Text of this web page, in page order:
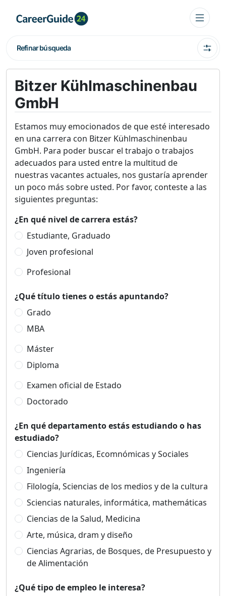
Refinar búsqueda
Bitzer Kühlmaschinenbau
GmbH
Estamos muy emocionados de que esté interesado
en una carrera con Bitzer Kühlmaschinenbau
GmbH. Para poder buscar el trabajo o trabajos
adecuados para usted entre la multitud de
nuestras vacantes actuales, nos gustaría aprender
un poco más sobre usted. Por favor, conteste a las
siguientes preguntas:
¿En qué nivel de carrera estás?
Estudiante, Graduado
Joven profesional
Profesional
¿Qué título tienes o estás apuntando?
Grado
MBA
Máster
Diploma
Examen oficial de Estado
Doctorado
¿En qué departamento estás estudiando o has
estudiado?
Ciencias Jurídicas, Ecomnómicas y Sociales
Ingeniería
Filología, Sciencias de los medios y de la cultura
Sciencias naturales, informática, mathemáticas
Ciencias de la Salud, Medicina
Arte, música, dram y diseño
Ciencias Agrarias, de Bosques, de Presupuesto y
de Alimentación
¿Qué tipo de empleo le interesa?